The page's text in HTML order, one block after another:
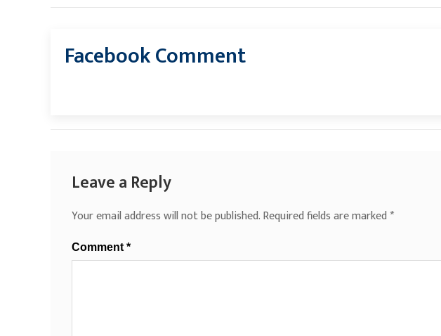
Facebook Comment
Leave a Reply
Your email address will not be published.Required fields are marked*
Comment *